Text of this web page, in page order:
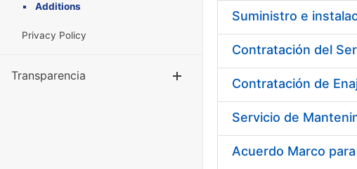
Additions
Privacy Policy
Transparencia Show/Hide
Suministro e
Contratación del
Contratación de